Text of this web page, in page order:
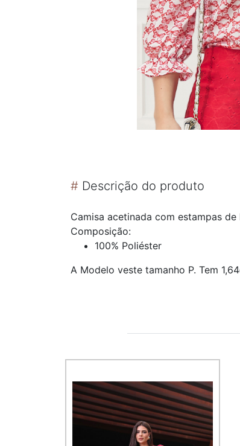
# Descrição do produto
Camisa acetinada com estampas
Composição:
100% Poliéster
A Modelo veste tamanho P. Tem